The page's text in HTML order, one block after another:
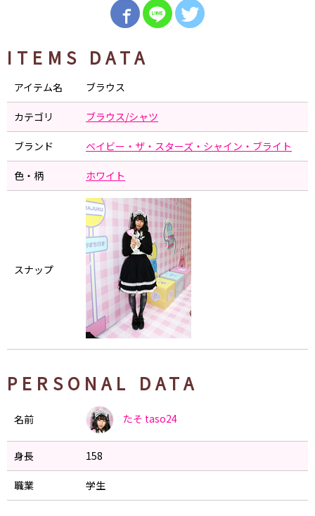
ITEMS DATA
アイテム名 ブラウス
カテゴリ ブラウス/シャツ
ブランド ベイビー・ザ・スターズ・シャイン・ブライト
色・柄 ホワイト
スナップ
PERSONAL DATA
名前 たそ taso24
身長 158
職業 学生